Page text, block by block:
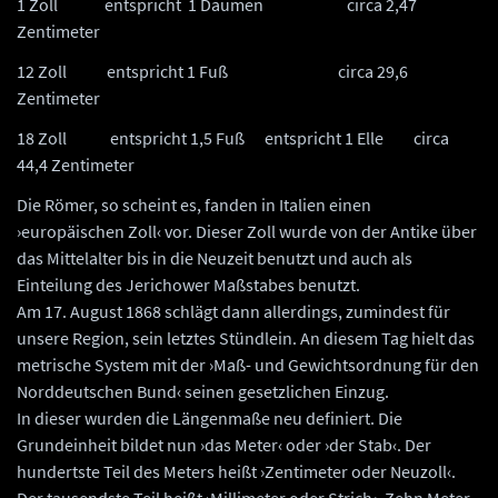
Zentimeter
12 Zoll entspricht 1 Fuß circa 29,6
Zentimeter
18 Zoll entspricht 1,5 Fuß entspricht 1 Elle circa
44,4 Zentimeter
Die Römer, so scheint es, fanden in Italien einen
›europäischen Zoll‹ vor. Dieser Zoll wurde von der Antike über
das Mittelalter bis in die Neuzeit benutzt und auch als
Einteilung des Jerichower Maßstabes benutzt.
Am 17. August 1868 schlägt dann allerdings, zumindest für
unsere Region, sein letztes Stündlein. An diesem Tag hielt das
metrische System mit der ›Maß- und Gewichtsordnung für den
Norddeutschen Bund‹ seinen gesetzlichen Einzug.
In dieser wurden die Längenmaße neu definiert. Die
Grundeinheit bildet nun ›das Meter‹ oder ›der Stab‹. Der
hundertste Teil des Meters heißt ›Zentimeter oder Neuzoll‹.